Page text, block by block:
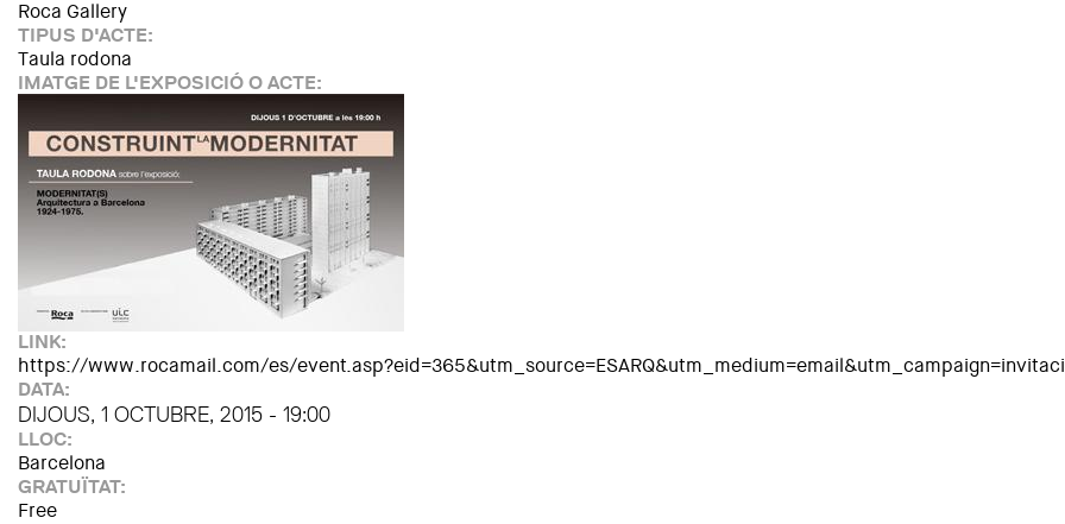
Roca Gallery
TIPUS D'ACTE:
Taula rodona
IMATGE DE L'EXPOSICIÓ O ACTE:
LINK:
https://www.rocamail.com/es/
DATA:
DIJOUS, 1 OCTUBRE, 2015 - 19:00
LLOC:
Barcelona
GRATUÏTAT:
Free